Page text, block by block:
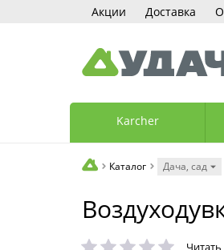
Акции Доставка
Karcher
Каталог Дача, сад